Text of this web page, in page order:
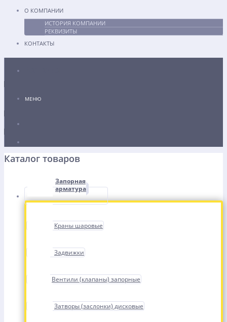
О КОМПАНИИ
ИСТОРИЯ КОМПАНИИ
РЕКВИЗИТЫ
КОНТАКТЫ
МЕНЮ
Каталог товаров
Запорная
арматура
Краны шаровые
Задвижки
Вентили (клапаны) запорные
Затворы (заслонки) дисковые